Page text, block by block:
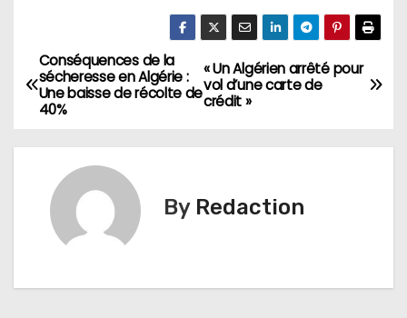
N
a
v
t
« Un Algérien arrêté pour
vol d’une carte de
crédit »
Conséquences de la
sécheresse en Algérie :
Une baisse de récolte de
40%
By Redaction